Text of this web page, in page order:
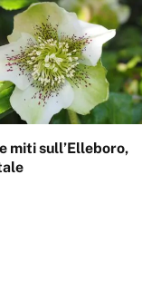
miti sull’Elleboro,